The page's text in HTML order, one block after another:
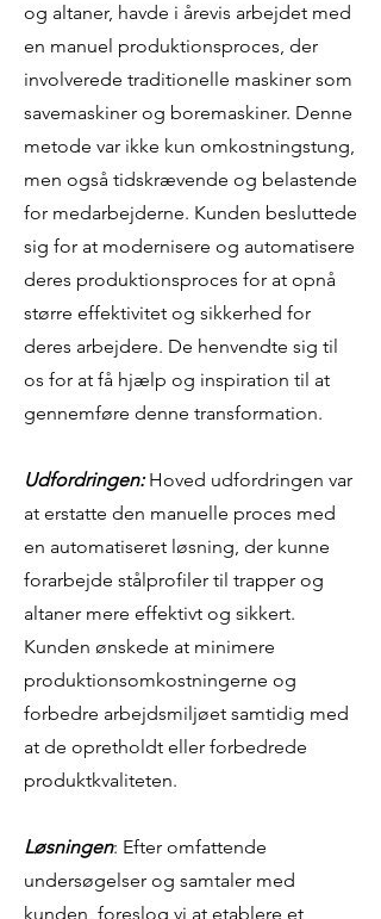
og altaner, havde i årevis arbejdet med
en manuel produktionsproces, der
involverede traditionelle maskiner som
savemaskiner og boremaskiner. Denne
metode var ikke kun omkostningstung,
men også tidskrævende og belastende
for medarbejderne. Kunden besluttede
sig for at modernisere og automatisere
deres produktionsproces for at opnå
større effektivitet og sikkerhed for
deres arbejdere. De henvendte sig til
os for at få hjælp og inspiration til at
gennemføre denne transformation.
Udfordringen:Hoved udfordringen var
at erstatte den manuelle proces med
en automatiseret løsning, der kunne
forarbejde stålprofiler til trapper og
altaner mere effektivt og sikkert.
Kunden ønskede at minimere
produktionsomkostningerne og
forbedre arbejdsmiljøet samtidig med
at de opretholdt eller forbedrede
produktkvaliteten.
Løsningen: Efter omfattende
undersøgelser og samtaler med
kunden, foreslog vi at etablere et